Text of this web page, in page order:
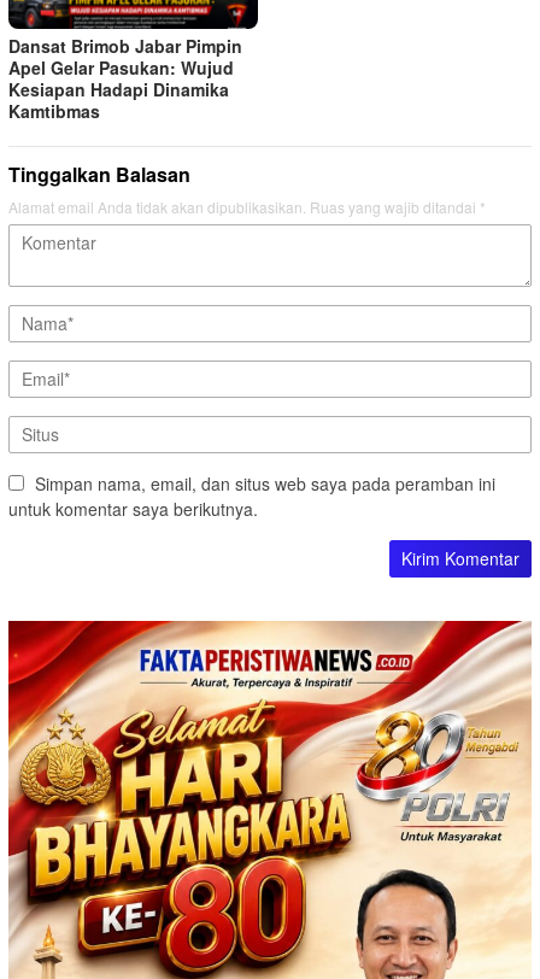
Dansat Brimob Jabar Pimpin
Apel Gelar Pasukan: Wujud
Kesiapan Hadapi Dinamika
Kamtibmas
Tinggalkan Balasan
Alamat email Anda tidak akan dipublikasikan. Ruas yang wajib ditandai *
Simpan nama, email, dan situs web saya pada peramban ini
untuk komentar saya berikutnya.